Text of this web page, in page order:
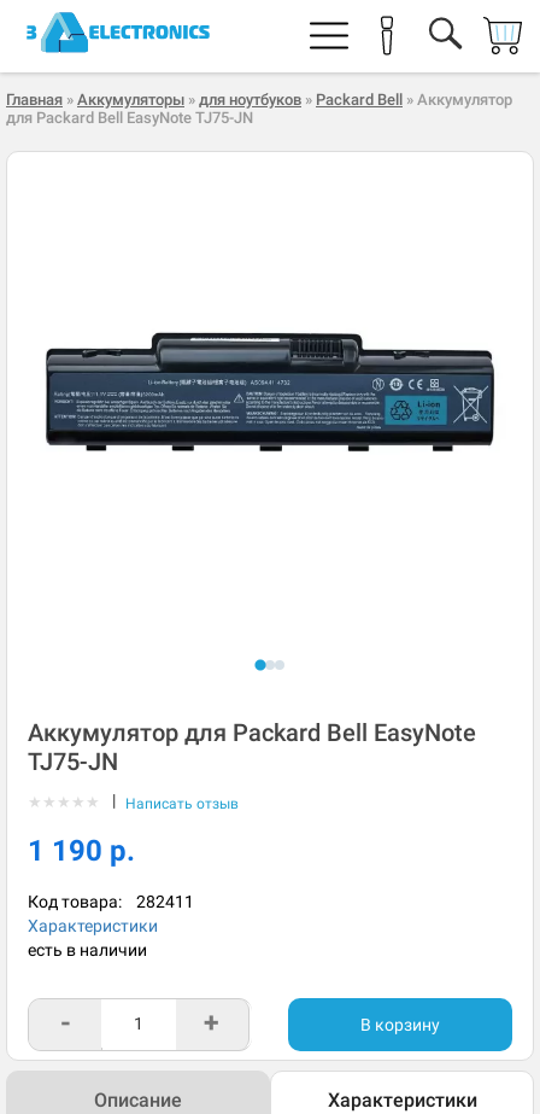
Главная » Аккумуляторы » для ноутбуков » Packard Bell » Аккумулятор
для Packard Bell EasyNote TJ75-JN
Аккумулятор для Packard Bell EasyNote
TJ75-JN
★ ★ ★ ★ ★ | Написать отзыв
1 190 р.
Код товара: 282411
Характеристики
есть в наличии
- + В корзину
Описание Характеристики